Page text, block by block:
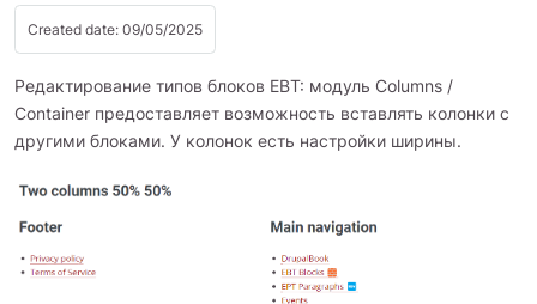
Created date: 09/05/2025
Редактирование типов блоков EBT: модуль Columns /
Container предоставляет возможность вставлять колонки с
другими блоками. У колонок есть настройки ширины.